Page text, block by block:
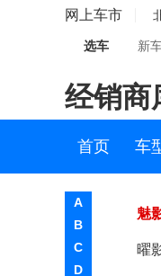
网上车市
选车 新
经销商
首页 车
A
B
C
D
劳斯
幻
古
魅
曜